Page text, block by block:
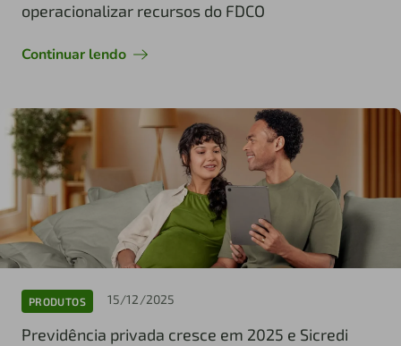
operacionalizar recursos do FDCO
Continuar lendo
PRODUTOS 15/12/2025
Previdência privada cresce em 2025 e Sicredi